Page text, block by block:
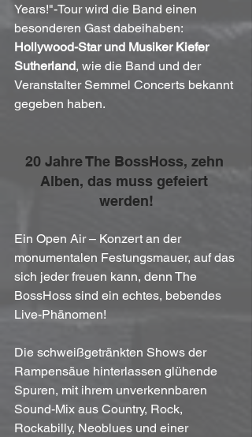
Years!"-Tour wird die Band einen
besonderen Gast dabeihaben:
Hollywood-Star und Musiker Kiefer
Sutherland, wie die Band und der
Veranstalter Semmel Concerts bekannt
gegeben haben.
20 Jahre The BossHoss, zehn
Alben, das muss gefeiert
werden!
Ein Open Air – Konzert an der
monumentalen Festungsmauer, auf das
sich jeder freuen kann, denn The
BossHoss sind ein echtes, bebendes
Live-Phänomen!
Die schweißgetränkten Shows der
Rampensäue hinterlassen glühende
Spuren, mit ihrem unverkennbaren
Sound-Mix aus Country, Rock,
Rockabilly, Neoblues und einer